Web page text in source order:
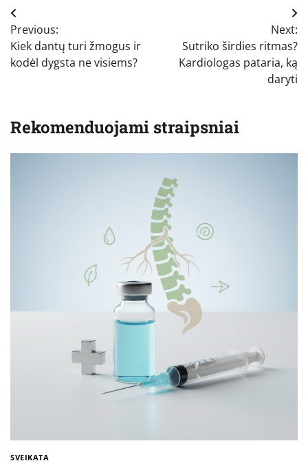
Navigacija
tarp
įrašų
Previous:
Kiek dantų turi žmogus ir
kodėl dygsta ne visiems?
Next:
Sutriko širdies ritmas?
Kardiologas pataria, ką
daryti
Rekomenduojami straipsniai
SVEIKATA